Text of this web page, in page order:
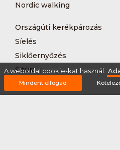
Nordic walking
Országúti kerékpározás
Síelés
Siklőernyőzés
Sítúra
Sup
A weboldal cookie-kat használ.
Mindent elfogad